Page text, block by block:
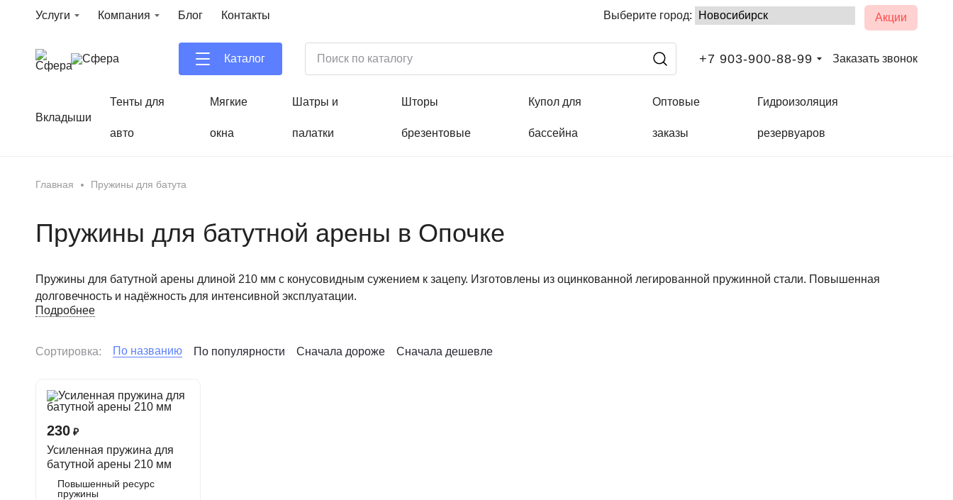
Услуги Компания Блог Контакты Выберите город: Акции
Каталог +7 903-900-88-99 Заказать звонок
Вкладыши
Тенты для
авто
Мягкие
окна
Шатры и
палатки
Шторы
брезентовые
Купол для
бассейна
Оптовые
заказы
Гидроизоляция
резервуаров
Главная Пружины для батута
Пружины для батутной арены в Опочке
Пружины для батутной арены длиной 210 мм с конусовидным сужением к зацепу. Изготовлены из оцинкованной легированной пружинной стали. Повышенная
долговечность и надёжность для интенсивной эксплуатации.
Подробнее
Пружины — один из самых важных элементов любого батутного комплекса. От их качества напрямую зависит безопасность, упругость и срок службы всего батута.
Мы предлагаем усиленные пружины
Конусовидное сужение к зацепу
её службы.
Материал: высококачественная легированная пружинная сталь.
Сортировка: По названию По популярности Сначала дороже Сначала дешевле
230 ₽
Усиленная пружина для
батутной арены 210 мм
Повышенный ресурс
пружины